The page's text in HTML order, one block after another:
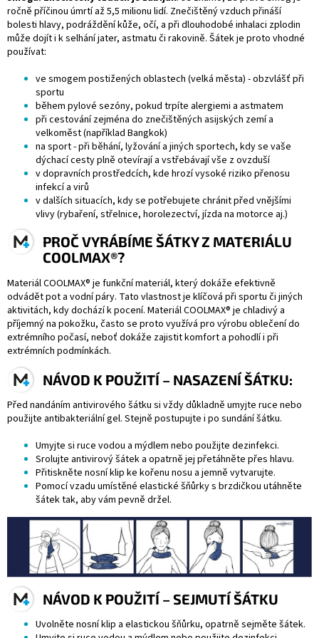
ročně příčinou úmrtí až 5,5 milionu lidí. Znečištěný vzduch přináší
bolesti hlavy, podráždění kůže, očí, a při dlouhodobé inhalaci zplodin
může dojít i k selhání jater, astmatu či rakovině. Šátek je proto vhodné
používat:
ve smogem postižených oblastech (velká města) - obzvlášť při
sportu
během pylové sezóny, pokud trpíte alergiemi a astmatem
při cestování zejména do znečištěných asijských zemí a
velkoměst (například Bangkok)
na sport - při běhání, lyžování a jiných sportech, kdy se vaše
dýchací cesty plně otevírají a vstřebávají vše z ovzduší
v dopravních prostředcích, kde hrozí vysoké riziko přenosu
infekcí a virů
v dalších situacích, kdy se potřebujete chránit před vnějšími
vlivy (rybaření, střelnice, horolezectví, jízda na motorce aj.)
PROČ VYRÁBÍME ŠÁTKY Z MATERIÁLU
COOLMAX®?
Materiál COOLMAX® je funkční materiál, který dokáže efektivně
odvádět pot a vodní páry. Tato vlastnost je klíčová při sportu či jiných
aktivitách, kdy dochází k pocení. Materiál COOLMAX® je chladivý a
příjemný na pokožku, často se proto využívá pro výrobu oblečení do
extrémního počasí, neboť dokáže zajistit komfort a pohodlí i při
extrémních podmínkách.
NÁVOD K POUŽITÍ – NASAZENÍ ŠÁTKU:
Před nandáním antivirového šátku si vždy důkladně umyjte ruce nebo
použijte antibakteriální gel. Stejně postupujte i po sundání šátku.
Umyjte si ruce vodou a mýdlem nebo použijte dezinfekci.
Srolujte antivirový šátek a opatrně jej přetáhněte přes hlavu.
Přitiskněte nosní klip ke kořenu nosu a jemně vytvarujte.
Pomocí vzadu umístěné elastické šňůrky s brzdičkou utáhněte
šátek tak, aby vám pevně držel.
NÁVOD K POUŽITÍ – SEJMUTÍ ŠÁTKU
Uvolněte nosní klip a elastickou šňůrku, opatrně sejměte šátek.